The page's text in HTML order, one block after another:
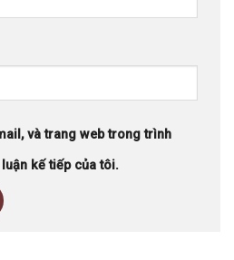
và trang web trong trình
kế tiếp của tôi.